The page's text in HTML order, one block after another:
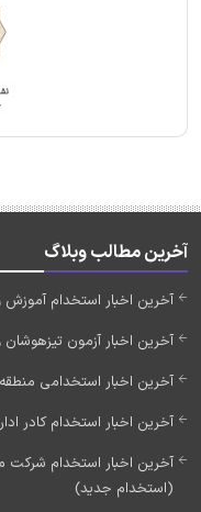
آخرین مطالب وبلاگ
آخرین اخبار استخدام آموزش و پرورش
آخرین اخبار آزمون تیزهوشان
آخرین اخبار استخدامی منطقه
آخرین اخبار استخدام کادر اداری قوه
(استخدام جدید)